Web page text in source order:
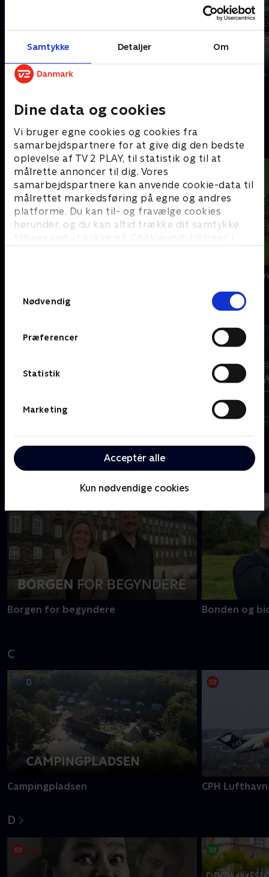
Samtykke Detaljer Om
Dine data og cookies
Vi bruger egne cookies og cookies fra
samarbejdspartnere for at give dig den bedste
oplevelse af TV 2 PLAY, til statistik og til at
målrette annoncer til dig. Vores
samarbejdspartnere kan anvende cookie-data til
målrettet markedsføring på egne og andres
platforme. Du kan til- og fravælge cookies
herunder, og du kan altid trække dit samtykke
tilbage ved at klikke på ’Cookie-indstillinger’ i
Nødvendig
Præferencer
Statistik
Marketing
Acceptér alle
Kun nødvendige cookies
Iskongerne
#
50 år med
Borgen for begyndere Bonden og
C
Campingpladsen CPH
D